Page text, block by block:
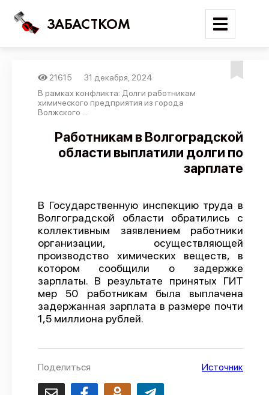
ЗАБАСТКОМ
Войти
Новости
Отчеты
Предложить публикацию
Справочник
API
О проекте
Политика конфиденциальности
21615
31 декабря, 2024
В рамках конфликта: Долги работникам
химического предприятия из города
Волжского ...
Работникам в Волгоградской
области выплатили долги по
зарплате
В Государственную инспекцию труда в
Волгоградской области обратились с
коллективным заявлением работники
организации, осуществляющей
производство химических веществ, в
котором сообщили о задержке
зарплаты. В результате принятых ГИТ
мер 50 работникам была выплачена
задержанная зарплата в размере почти
1,5 миллиона рублей.
Поделиться Источник